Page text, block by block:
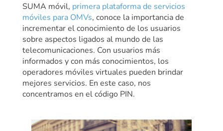
SUMA móvil, primera plataforma de servicios
móviles para OMVs, conoce la importancia de
incrementar el conocimiento de los usuarios
sobre aspectos ligados al mundo de las
telecomunicaciones. Con usuarios más
informados y con más conocimientos, los
operadores móviles virtuales pueden brindar
mejores servicios. En este caso, nos
concentramos en el código PIN.